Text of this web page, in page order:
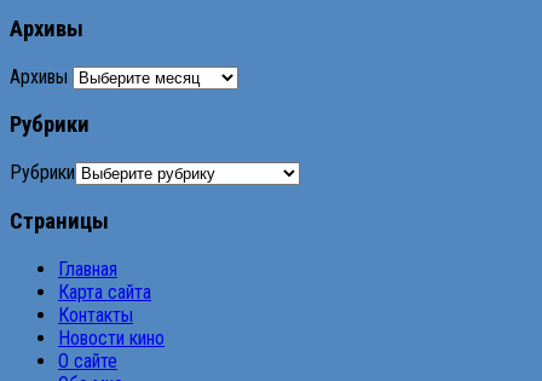
Архивы
Архивы
Рубрики
Рубрики
Страницы
Главная
Карта сайта
Контакты
Новости кино
О сайте